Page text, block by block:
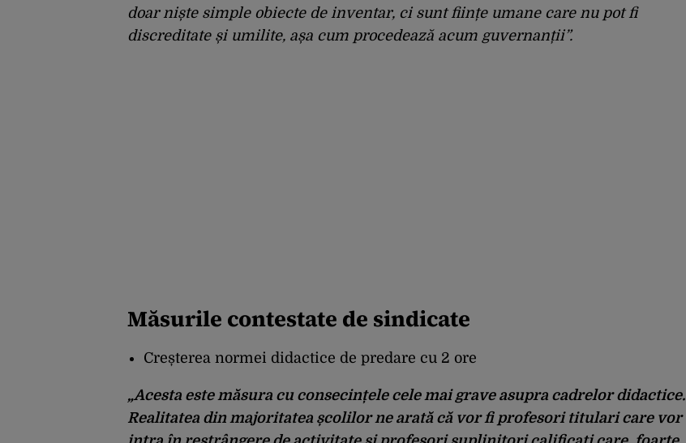
doar niște simple obiecte de inventar, ci sunt ființe umane care nu pot fi
discreditate și umilite, așa cum procedează acum guvernanții”.
Măsurile contestate de sindicate
Creșterea normei didactice de predare cu 2 ore
„Acesta este măsura cu consecințele cele mai grave asupra cadrelor didactice.
Realitatea din majoritatea școlilor ne arată că vor fi profesori titulari care vor